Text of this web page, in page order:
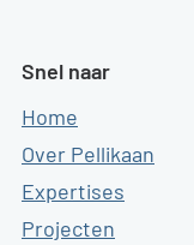
Snel naar
Home
Over Pellikaan
Expertises
Projecten